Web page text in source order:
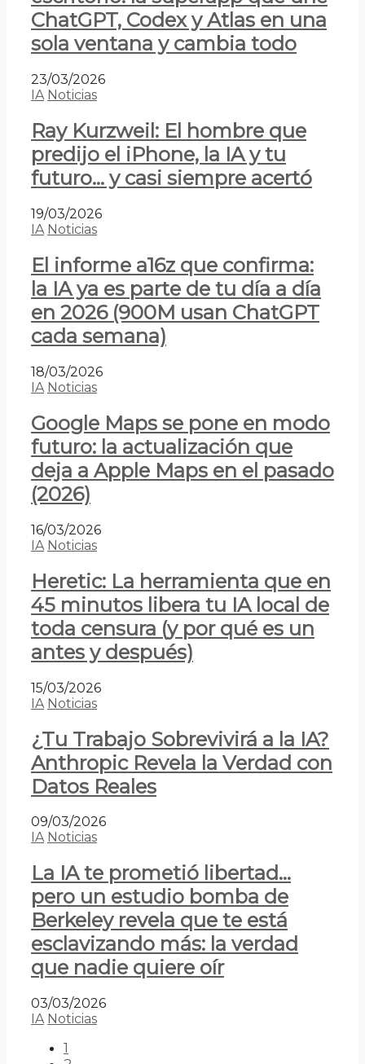
ChatGPT, Codex y Atlas en una
sola ventana y cambia todo
23/03/2026
IA Noticias
Ray Kurzweil: El hombre que
predijo el iPhone, la IA y tu
futuro… y casi siempre acertó
19/03/2026
IA Noticias
El informe a16z que confirma:
la IA ya es parte de tu día a día
en 2026 (900M usan ChatGPT
cada semana)
18/03/2026
IA Noticias
Google Maps se pone en modo
futuro: la actualización que
deja a Apple Maps en el pasado
(2026)
16/03/2026
IA Noticias
Heretic: La herramienta que en
45 minutos libera tu IA local de
toda censura (y por qué es un
antes y después)
15/03/2026
IA Noticias
¿Tu Trabajo Sobrevivirá a la IA?
Anthropic Revela la Verdad con
Datos Reales
09/03/2026
IA Noticias
La IA te prometió libertad…
pero un estudio bomba de
Berkeley revela que te está
esclavizando más: la verdad
que nadie quiere oír
03/03/2026
IA Noticias
1